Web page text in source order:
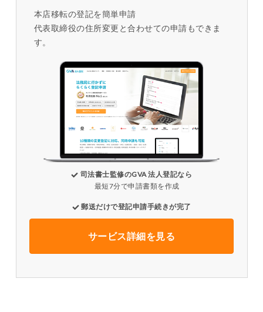
本店移転の登記を簡単申請
代表取締役の住所変更と合わせての申請もできま
す。
司法書士監修のGVA 法人登記なら
最短7分で申請書類を作成
郵送だけで登記申請手続きが完了
サービス詳細を見る